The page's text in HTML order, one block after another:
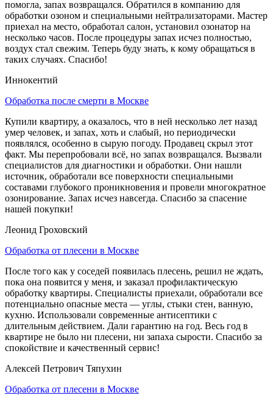
помогла, запах возвращался. Обратился в компанию для
обработки озоном и специальными нейтрализаторами. Мастер
приехал на место, обработал салон, установил озонатор на
несколько часов. После процедуры запах исчез полностью,
воздух стал свежим. Теперь буду знать, к кому обращаться в
таких случаях. Спасибо!
Иннокентий
Обработка после смерти в Москве
Купили квартиру, а оказалось, что в ней несколько лет назад
умер человек, и запах, хоть и слабый, но периодически
появлялся, особенно в сырую погоду. Продавец скрыл этот
факт. Мы перепробовали всё, но запах возвращался. Вызвали
специалистов для диагностики и обработки. Они нашли
источник, обработали все поверхности специальными
составами глубокого проникновения и провели многократное
озонирование. Запах исчез навсегда. Спасибо за спасение
нашей покупки!
Леонид Гроховский
Обработка от плесени в Москве
После того как у соседей появилась плесень, решил не ждать,
пока она появится у меня, и заказал профилактическую
обработку квартиры. Специалисты приехали, обработали все
потенциально опасные места — углы, стыки стен, ванную,
кухню. Использовали современные антисептики с
длительным действием. Дали гарантию на год. Весь год в
квартире не было ни плесени, ни запаха сырости. Спасибо за
спокойствие и качественный сервис!
Алексей Петрович Тяпухин
Обработка от плесени в Москве